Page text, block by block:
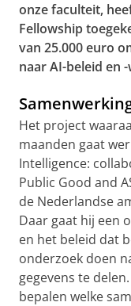
onze faculteit,
Fellowship
van 25.000 euro
naar AI-beleid en
Het project
maanden gaat
Intelligence:
Public Good and
de Nederlandse
Daar gaat hij een
en het beleid dat
onderzoek doen
gegevens te
bepalen welke